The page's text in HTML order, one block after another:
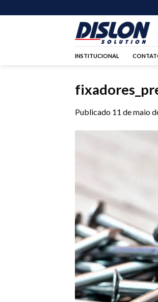
to
INSTITUCIONAL
Publicado 11 de maio